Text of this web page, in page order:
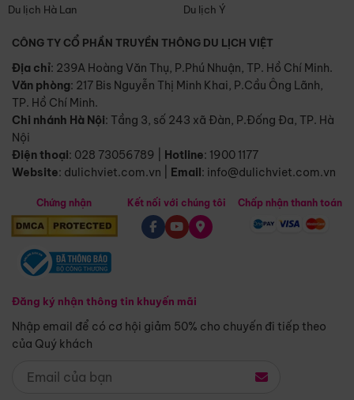
Du lịch Hà Lan
Du lịch Ý
CÔNG TY CỔ PHẦN TRUYỀN THÔNG DU LỊCH VIỆT
Địa chỉ: 239A Hoàng Văn Thụ, P.Phú Nhuận, TP. Hồ Chí Minh.
Văn phòng: 217 Bis Nguyễn Thị Minh Khai, P.Cầu Ông Lãnh,
TP. Hồ Chí Minh.
Chi nhánh Hà Nội: Tầng 3, số 243 xã Đàn, P.Đống Đa, TP. Hà
Nội
Điện thoại: 028 73056789 Hotline: 1900 1177
Website: dulichviet.com.vn Email: info@dulichviet.com.vn
Chứng nhận
Đăng ký nhận thông tin khuyến mãi
Nhập email để có cơ hội giảm 50% cho chuyến đi tiếp theo
của Quý khách
Kết nối với chúng tôi Chấp nhận thanh toán